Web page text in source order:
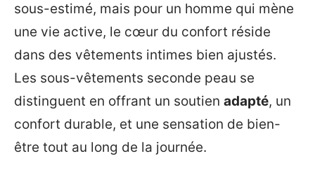
sous-estimé, mais pour un homme qui mène
une vie active, le cœur du confort réside
dans des vêtements intimes bien ajustés.
Les sous-vêtements seconde peau se
distinguent en offrant un soutien adapté, un
confort durable, et une sensation de bien-
être tout au long de la journée.